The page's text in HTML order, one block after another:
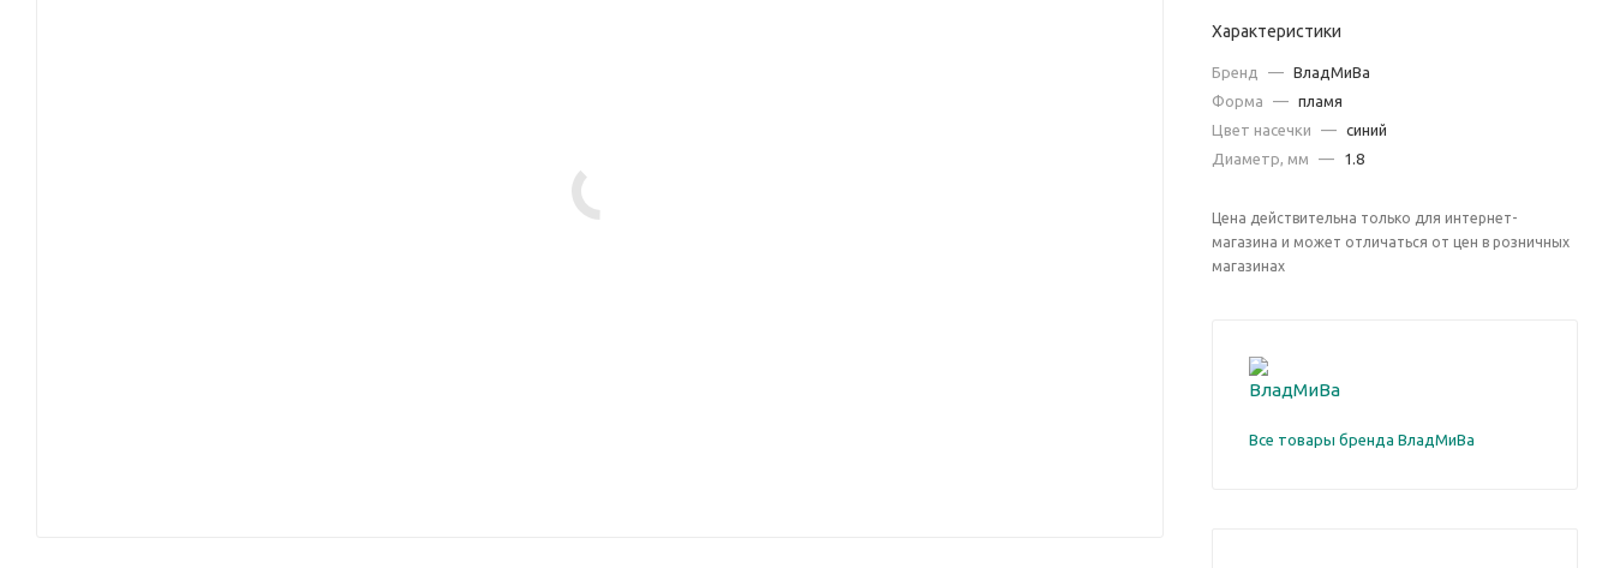
Характеристики
Бренд — ВладМиВа
Форма
— пламя
Цвет насечки
— синий
Диаметр, мм
— 1.8
Цена действительна только для интернет-
магазина и может отличаться от цен в розничных
магазинах
Все товары бренда ВладМиВа